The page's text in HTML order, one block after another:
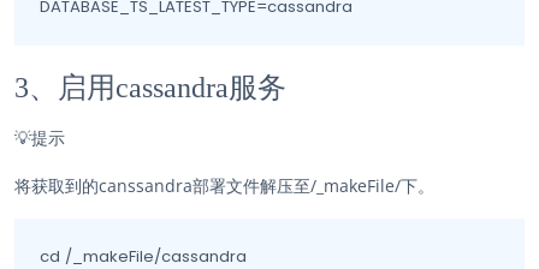
DATABASE_TS_LATEST_TYPE=cassandra
3、启用cassandra服务
💡提示
将获取到的canssandra部署文件解压至/_makeFile/下。
cd /_makeFile/cassandra